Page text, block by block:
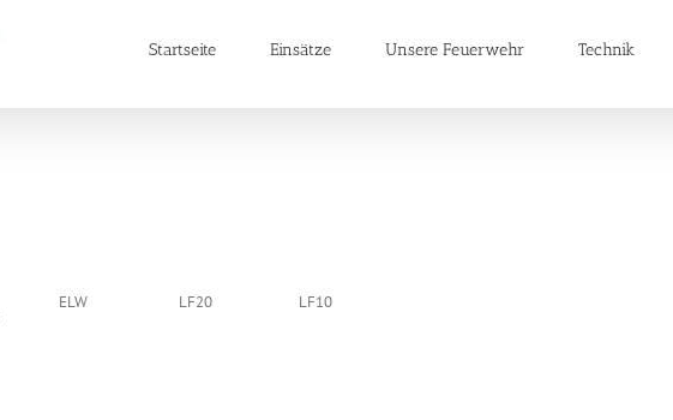
Startseite Einsätze Unsere Feuerwehr Technik
ELW LF20 LF10